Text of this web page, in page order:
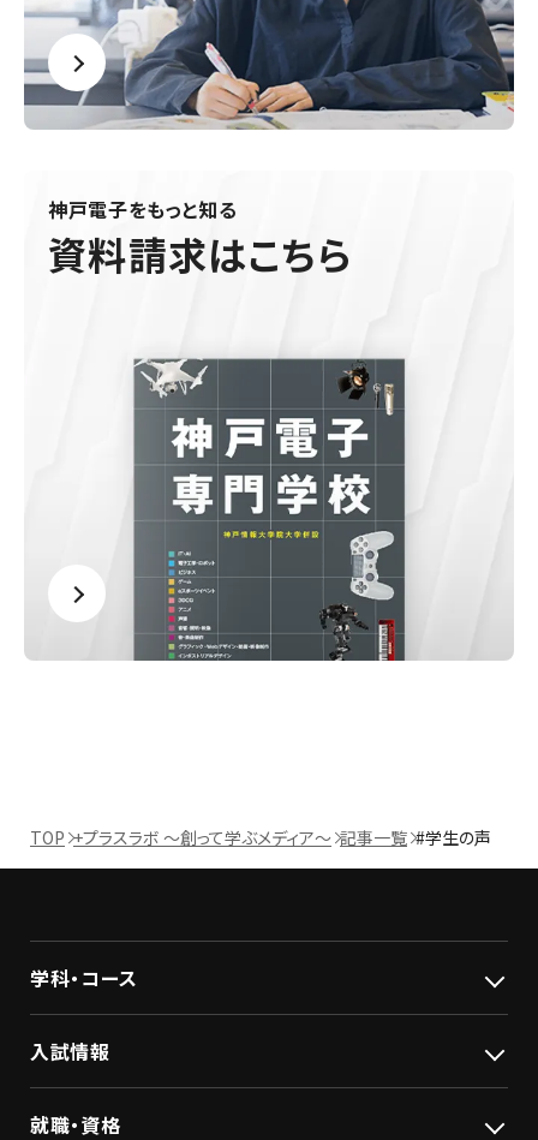
神戸電子をもっと知る
資料請求はこちら
TOP +プラスラボ ～創って学ぶメディア～ 記事一覧 #学生の声
学科・コース
入試情報
就職・資格